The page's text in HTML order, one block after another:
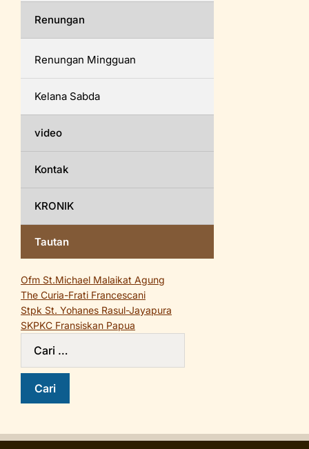
Renungan
Renungan Mingguan
Kelana Sabda
video
Kontak
KRONIK
Tautan
Ofm St.Michael Malaikat Agung
The Curia-Frati Francescani
Stpk St. Yohanes Rasul-Jayapura
SKPKC Fransiskan Papua